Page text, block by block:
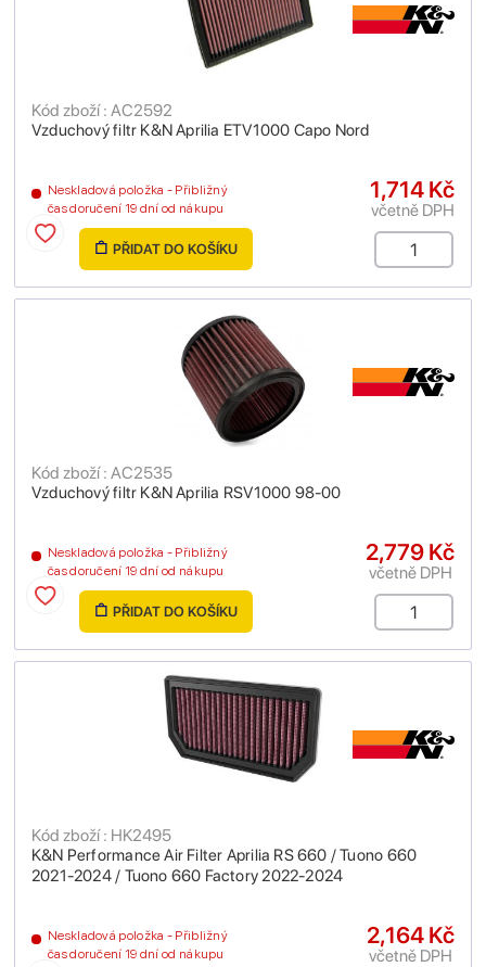
Vzduchový filtr K&N Aprilia ETV1000 Capo Nord
Kód zboží : AC2592
Neskladová položka - Přibližný
čas doručení 19 dní od nákupu
1,714 Kč
včetně DPH
PŘIDAT DO KOŠÍKU
Vzduchový filtr K&N Aprilia RSV1000 98-00
Kód zboží : AC2535
Neskladová položka - Přibližný
čas doručení 19 dní od nákupu
2,779 Kč
včetně DPH
PŘIDAT DO KOŠÍKU
K&N Performance Air Filter Aprilia RS 660 / Tuono 660
2021-2024 / Tuono 660 Factory 2022-2024
Kód zboží : HK2495
Neskladová položka - Přibližný
čas doručení 19 dní od nákupu
2,164 Kč
včetně DPH